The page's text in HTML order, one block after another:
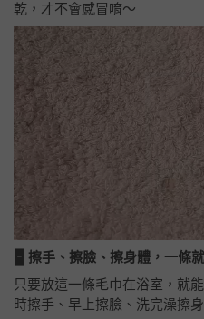
乾，才不會感冒唷～
🁢 擦手、擦臉、擦身體，一條就
只要放這一條毛巾在浴室，就
時擦手、早上擦臉、洗完澡擦